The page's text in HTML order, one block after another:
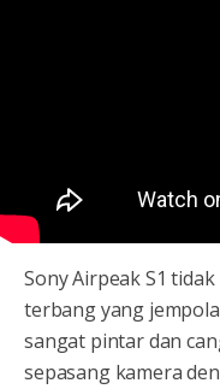
Sony Airpeak S1
terbang yang
sangat pintar dan
sepasang kamera